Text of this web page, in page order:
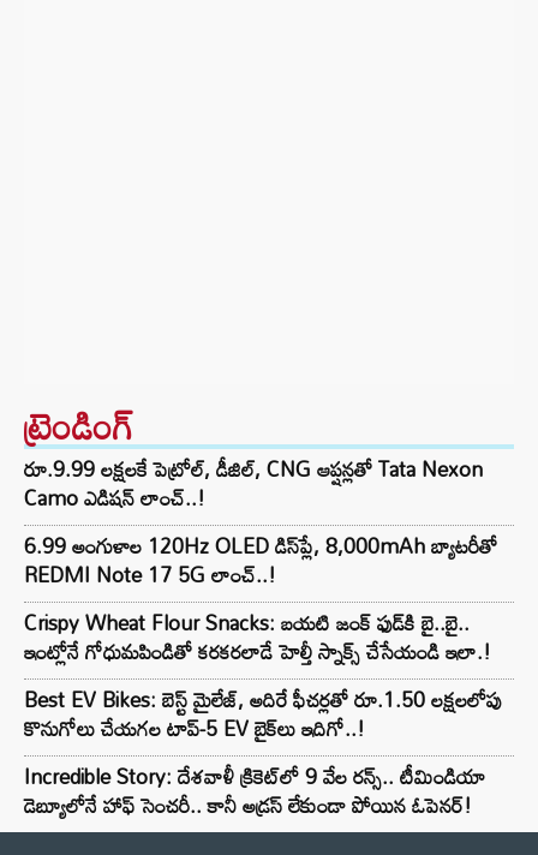
ట్రెండింగ్‌
రూ.9.99 లక్షలకే పెట్రోల్, డీజిల్, CNG ఆప్షన్లతో Tata Nexon
Camo ఎడిషన్ లాంచ్..!
6.99 అంగుళాల 120Hz OLED డిస్‌ప్లే, 8,000mAh బ్యాటరీతో
REDMI Note 17 5G లాంచ్..!
Crispy Wheat Flour Snacks: బయటి జంక్ ఫుడ్‌కి బై..బై..
ఇంట్లోనే గోధుమపిండితో కరకరలాడే హెల్తీ స్నాక్స్ చేసేయండి ఇలా.!
Best EV Bikes: బెస్ట్ మైలేజ్, అదిరే ఫీచర్లతో రూ.1.50 లక్షలలోపు
కొనుగోలు చేయగల టాప్-5 EV బైక్‌లు ఇదిగో..!
Incredible Story: దేశవాళీ క్రికెట్‌లో 9 వేల రన్స్.. టీమిండియా
డెబ్యూలోనే హాఫ్ సెంచరీ.. కానీ అడ్రస్ లేకుండా పోయిన ఓపెనర్!